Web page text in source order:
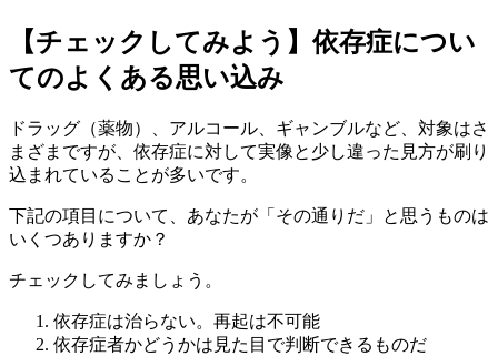
【チェックしてみよう】依存症につい
てのよくある思い込み
ドラッグ（薬物）、アルコール、ギャンブルなど、対象はさ
まざまですが、依存症に対して実像と少し違った見方が刷り
込まれていることが多いです。
下記の項目について、あなたが「その通りだ」と思うものは
いくつありますか？
チェックしてみましょう。
依存症は治らない。再起は不可能
依存症者かどうかは見た目で判断できるものだ